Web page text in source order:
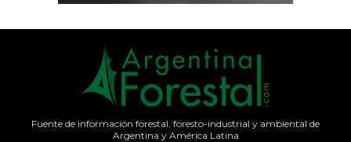
Fuente de información forestal, foresto-industrial y ambiental de
Argentina y América Latina